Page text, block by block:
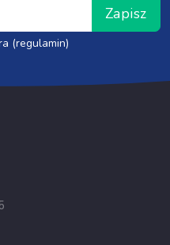
Zapisz
(regulamin)